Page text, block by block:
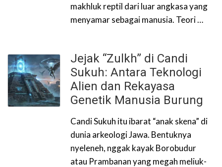
makhluk reptil dari luar angkasa yang
menyamar sebagai manusia. Teori …
Jejak “Zulkh” di Candi
Sukuh: Antara Teknologi
Alien dan Rekayasa
Genetik Manusia Burung
Candi Sukuh itu ibarat “anak skena” di
dunia arkeologi Jawa. Bentuknya
nyeleneh, nggak kayak Borobudur
atau Prambanan yang megah meliuk-